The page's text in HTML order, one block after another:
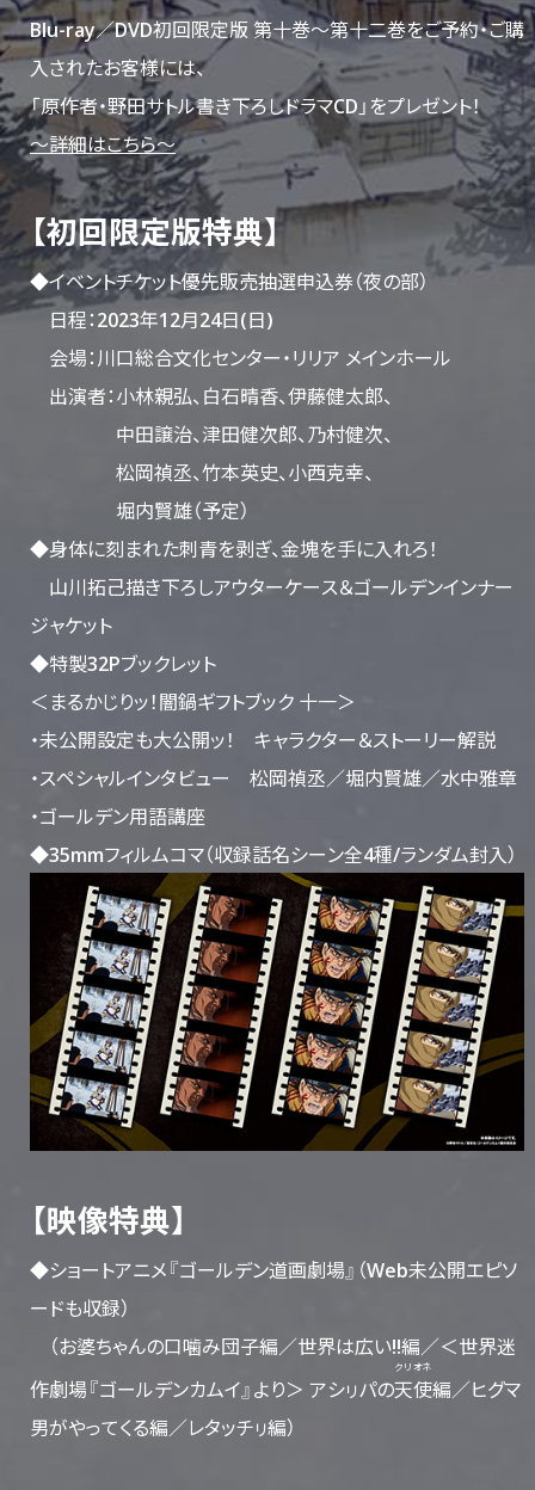
Blu-ray／DVD初回限定版 第十巻～第十二巻をご予約・ご購
入されたお客様には、
「原作者・野田サトル書き下ろしドラマCD」をプレゼント！
～詳細はこちら～
【初回限定版特典】
◆イベントチケット優先販売抽選申込券（夜の部）
日程：2023年12月24日(日)
会場：川口総合文化センター・リリア メインホール
出演者：小林親弘、白石晴香、伊藤健太郎、
中田譲治、津田健次郎、乃村健次、
松岡禎丞、竹本英史、小西克幸、
堀内賢雄（予定）
◆身体に刻まれた刺青を剥ぎ、金塊を手に入れろ！
山川拓己描き下ろしアウターケース＆ゴールデンインナー
ジャケット
◆特製32Pブックレット
＜まるかじりッ！闇鍋ギフトブック 十一＞
・未公開設定も大公開ッ！ キャラクター＆ストーリー解説
・スペシャルインタビュー 松岡禎丞／堀内賢雄／水中雅章
・ゴールデン用語講座
◆35mmフィルムコマ（収録話名シーン全4種/ランダム封入）
【映像特典】
◆ショートアニメ『ゴールデン道画劇場』（Web未公開エピソ
ードも収録）
（お婆ちゃんの口噛み団子編／世界は広い!!編／＜世界迷
作劇場『ゴールデンカムイ』より＞ アシㇼパの天使
クリオネ
編／ヒグマ
男がやってくる編／レタッチㇼ編）